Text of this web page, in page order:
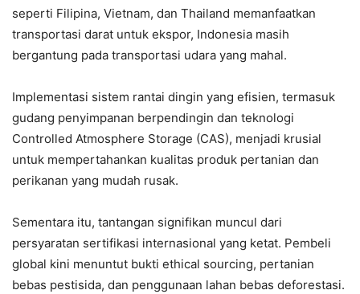
seperti Filipina, Vietnam, dan Thailand memanfaatkan
transportasi darat untuk ekspor, Indonesia masih
bergantung pada transportasi udara yang mahal.
Implementasi sistem rantai dingin yang efisien, termasuk
gudang penyimpanan berpendingin dan teknologi
Controlled Atmosphere Storage (CAS), menjadi krusial
untuk mempertahankan kualitas produk pertanian dan
perikanan yang mudah rusak.
Sementara itu, tantangan signifikan muncul dari
persyaratan sertifikasi internasional yang ketat. Pembeli
global kini menuntut bukti ethical sourcing, pertanian
bebas pestisida, dan penggunaan lahan bebas deforestasi.